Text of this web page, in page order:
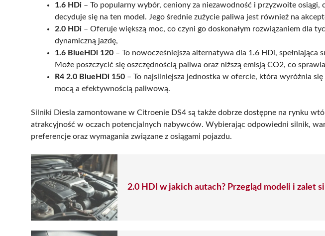
1.6 HDi – To popularny wybór, ceniony za niezawodność i przyzwoite
decyduje się na ten model. Jego średnie zużycie paliwa jest również na
2.0 HDi – Oferuje większą moc, co czyni go doskonałym rozwiązaniem dla
dynamiczną jazdę,
1.6 BlueHDi 120 – To nowocześniejsza alternatywa dla 1.6 HDi, spełniająca
Może poszczycić się oszczędnością paliwa oraz niższą emisją CO2, co
R4 2.0 BlueHDi 150 – To najsilniejsza jednostka w ofercie, która wyróżnia
mocą a efektywnością paliwową.
Silniki Diesla zamontowane w Citroenie DS4 są także dobrze dostępne na rynku
atrakcyjność w oczach potencjalnych nabywców. Wybierając odpowiedni silnik,
preferencje oraz wymagania związane z osiągami pojazdu.
2.0 HDI w jakich autach? Przegląd modeli i zalet